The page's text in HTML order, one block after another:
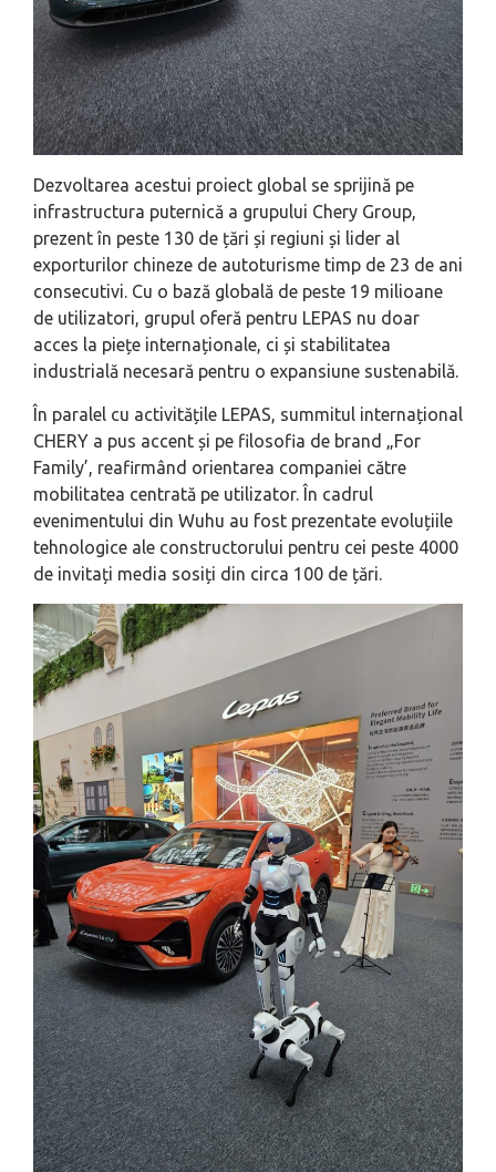
Dezvoltarea acestui proiect global se sprijină pe
infrastructura puternică a grupului Chery Group,
prezent în peste 130 de țări și regiuni și lider al
exporturilor chineze de autoturisme timp de 23 de ani
consecutivi. Cu o bază globală de peste 19 milioane
de utilizatori, grupul oferă pentru LEPAS nu doar
acces la piețe internaționale, ci și stabilitatea
industrială necesară pentru o expansiune sustenabilă.
În paralel cu activitățile LEPAS, summitul internațional
CHERY a pus accent și pe filosofia de brand „For
Family’, reafirmând orientarea companiei către
mobilitatea centrată pe utilizator. În cadrul
evenimentului din Wuhu au fost prezentate evoluțiile
tehnologice ale constructorului pentru cei peste 4000
de invitați media sosiți din circa 100 de țări.